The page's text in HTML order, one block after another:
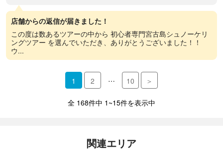
店舗からの返信が届きました！
この度は数あるツアーの中から 初心者専門宮古島シュノーケリ
ングツアー を選んでいただき、ありがとうございました！！
ウ...
1 2 … 10 ＞
全 168件中 1~15件を表示中
関連エリア